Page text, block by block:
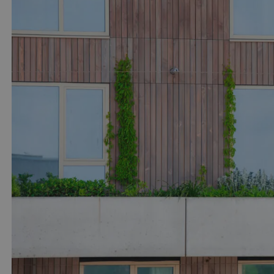
- wat een
van
onderscheiden
klant-ID. Het is
om bezoekers-,
van de
te
hoe de
eindgebruiker